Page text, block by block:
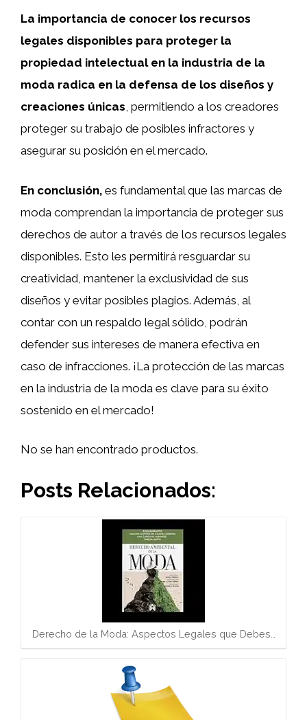
La importancia de conocer los recursos
legales disponibles para proteger la
propiedad intelectual en la industria de la
moda radica en la defensa de los diseños y
creaciones únicas, permitiendo a los creadores
proteger su trabajo de posibles infractores y
asegurar su posición en el mercado.
En conclusión, es fundamental que las marcas de
moda comprendan la importancia de proteger sus
derechos de autor a través de los recursos legales
disponibles. Esto les permitirá resguardar su
creatividad, mantener la exclusividad de sus
diseños y evitar posibles plagios. Además, al
contar con un respaldo legal sólido, podrán
defender sus intereses de manera efectiva en
caso de infracciones. ¡La protección de las marcas
en la industria de la moda es clave para su éxito
sostenido en el mercado!
No se han encontrado productos.
Posts Relacionados:
Derecho de la Moda: Aspectos Legales que Debes…